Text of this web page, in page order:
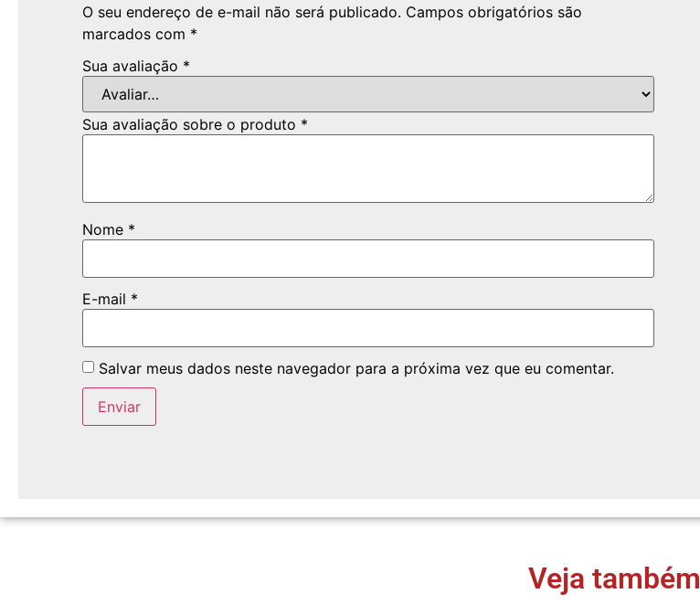
O seu endereço de e-mail não será publicado. Campos obrigatórios são
marcados com *
Sua avaliação *
Sua avaliação sobre o produto *
Nome *
E-mail *
Salvar meus dados neste navegador para a próxima vez que eu comentar.
Veja também